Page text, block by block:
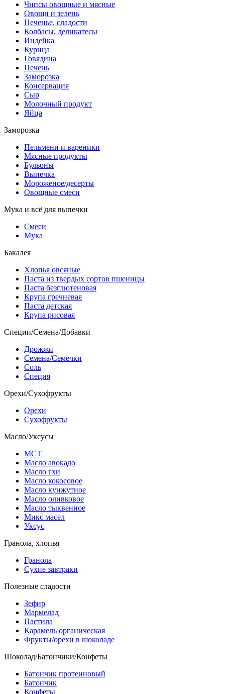
Чипсы овощные и мясные
Овощи и зелень
Печенье, сладости
Колбасы, деликатесы
Индейка
Курица
Говядина
Печень
Заморозка
Консервация
Сыр
Молочный продукт
Яйца
Заморозка
Пельмени и вареники
Мясные продукты
Бульоны
Выпечка
Мороженое/десерты
Овощные смеси
Мука и всё для выпечки
Смеси
Мука
Бакалея
Хлопья овсяные
Паста из твердых сортов пшеницы
Паста безглютеновая
Крупа гречневая
Паста детская
Крупа рисовая
Специи/Семена/Добавки
Дрожжи
Семена/Семечки
Соль
Специя
Орехи/Сухофрукты
Орехи
Сухофрукты
Масло/Уксусы
МСТ
Масло авокадо
Масло гхи
Масло кокосовое
Масло кунжутное
Масло оливковое
Масло тыквенное
Микс масел
Уксус
Гранола, хлопья
Гранола
Сухие завтраки
Полезные сладости
Зефир
Мармелад
Пастила
Карамель органическая
Фрукты/орехи в шоколаде
Шоколад/Батончики/Конфеты
Батончик протеиновый
Батончик
Конфеты